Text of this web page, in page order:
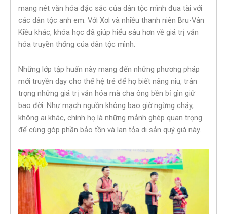
mang nét văn hóa đặc sắc của dân tộc mình đua tài với
các dân tộc anh em. Với Xơi và nhiều thanh niên Bru-Vân
Kiều khác, khóa học đã giúp hiểu sâu hơn về giá trị văn
hóa truyền thống của dân tộc mình.
Những lớp tập huấn này mang đến những phương pháp
mới truyền dạy cho thế hệ trẻ để họ biết nâng niu, trân
trọng những giá trị văn hóa mà cha ông bền bỉ gìn giữ
bao đời. Như mạch nguồn không bao giờ ngừng chảy,
không ai khác, chính họ là những mảnh ghép quan trọng
để cùng góp phần bảo tồn và lan tỏa di sản quý giá này.